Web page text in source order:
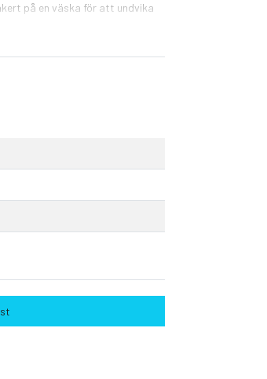
på en väska för att undvika
lagstiftning om